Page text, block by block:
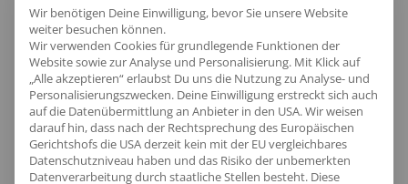
Dein einzigartiger Marken-
Look
in Mittweida mit Teamoutfits
Wir benötigen Deine Einwilligung, bevor Sie unsere Website
weiter besuchen können.
Wir verwenden Cookies für grundlegende Funktionen der
Website sowie zur Analyse und Personalisierung. Mit Klick auf
„Alle akzeptieren“ erlaubst Du uns die Nutzung zu Analyse- und
Personalisierungszwecken. Deine Einwilligung erstreckt sich auch
auf die Datenübermittlung an Anbieter in den USA. Wir weisen
darauf hin, dass nach der Rechtsprechung des Europäischen
Gerichtshofs die USA derzeit kein mit der EU vergleichbares
Datenschutzniveau haben und das Risiko der unbemerkten
Datenverarbeitung durch staatliche Stellen besteht. Diese